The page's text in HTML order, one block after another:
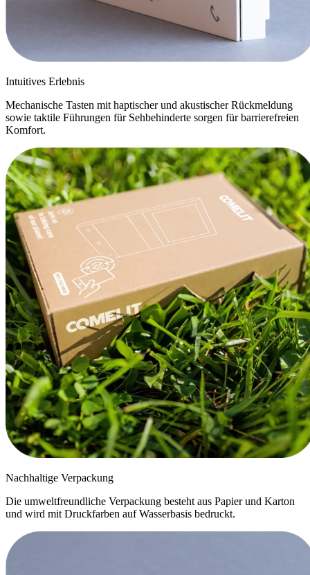
Intuitives Erlebnis
Mechanische Tasten mit haptischer und akustischer Rückmeldung
sowie taktile Führungen für Sehbehinderte sorgen für barrierefreien
Komfort.
Nachhaltige Verpackung
Die umweltfreundliche Verpackung besteht aus Papier und Karton
und wird mit Druckfarben auf Wasserbasis bedruckt.